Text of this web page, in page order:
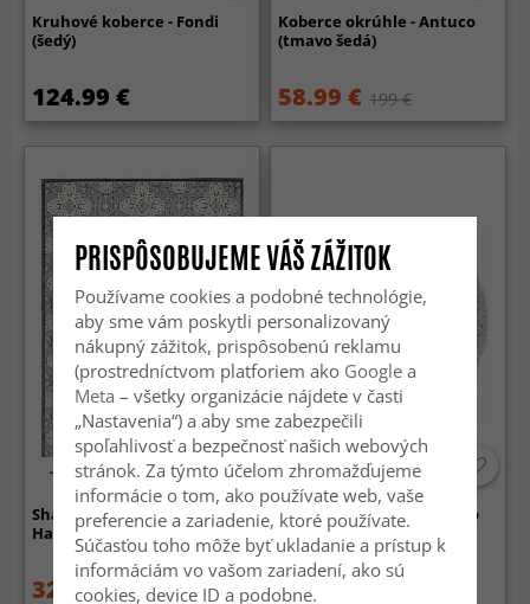
Kruhové koberce - Fondi
(šedý)
124.99 €
Koberce okrúhle - Antuco
(tmavo šedá)
58.99 € 199 €
-40%
Shaggy Indoor-Outdoor -
Hampton (šedý)
32.99 € 54.99 €
-50%
Kruhové koberce - Antuco
(šedá)
96.99 €
PRISPÔSOBUJEME VÁŠ ZÁŽITOK
Používame cookies a podobné technológie,
aby sme vám poskytli personalizovaný
nákupný zážitok, prispôsobenú reklamu
(prostredníctvom platforiem ako Googlea
Meta – všetky organizácie nájdete v časti
„Nastavenia“) a aby sme zabezpečili
spoľahlivosť a bezpečnosť našich webových
stránok. Za týmto účelom zhromažďujeme
informácie o tom, ako používate web, vaše
preferencie a zariadenie, ktoré používate.
Súčasťou toho môže byť ukladanie a prístup k
informáciám vo vašom zariadení, ako sú
cookies, device ID a podobne.